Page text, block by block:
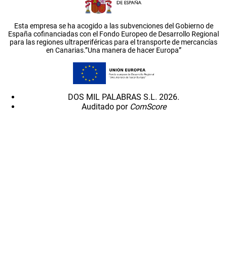
Esta empresa se ha acogido a las subvenciones del Gobierno de
España cofinanciadas con el Fondo Europeo de Desarrollo Regional
para las regiones ultraperiféricas para el transporte de mercancías
en Canarias.”Una manera de hacer Europa”
DOS MIL PALABRAS S.L. 2026.
Auditado por ComScore